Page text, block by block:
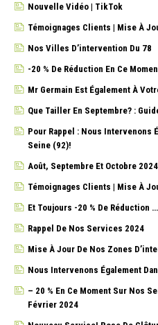
Nouvelle Vidéo | TikTok
Témoignages Clients | Mise À
Nos Villes D’intervention Du 78
-20 % De Réduction En Ce
Mr Germain Est Également À
Que Tailler En Septembre? :
Pour Rappel : Nous Intervenons
Seine (92)!
Août, Septembre Et Octobre
Témoignages Clients | Mise À
Et Toujours -20 % De Réduction …
Rappel De Nos Services 2024
Mise À Jour De Nos Zones
Nous Intervenons Également
– 20 % En Ce Moment Sur Nos
Février 2024